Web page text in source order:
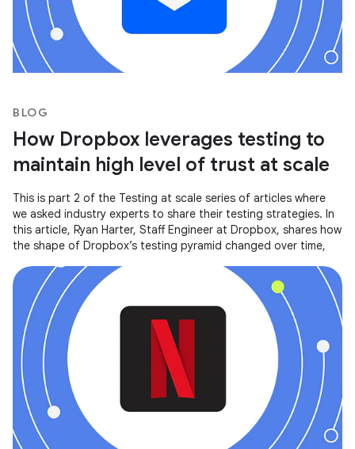
BLOG
How Dropbox leverages testing to
maintain high level of trust at scale
This is part 2 of the Testing at scale series of articles where
we asked industry experts to share their testing strategies. In
this article, Ryan Harter, Staff Engineer at Dropbox, shares how
the shape of Dropbox’s testing pyramid changed over time,